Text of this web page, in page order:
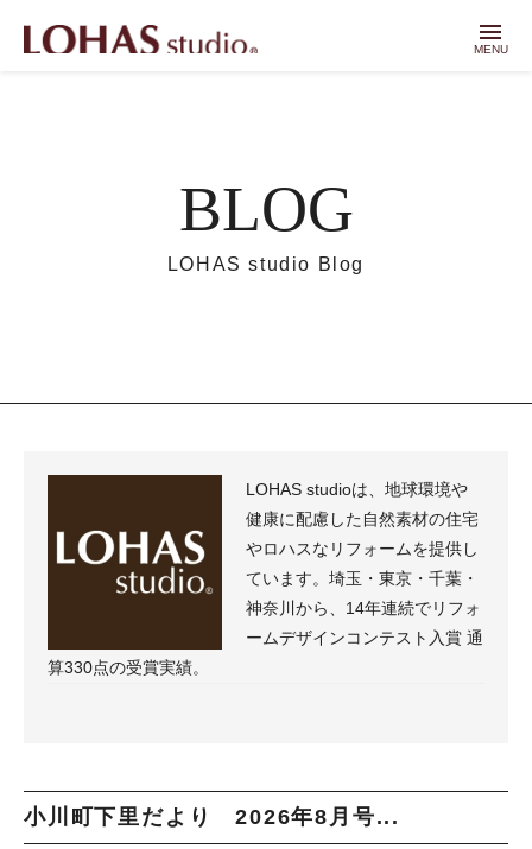
menu
MENU
BLOG
LOHAS studio Blog
LOHAS studioは、地球環境や
健康に配慮した自然素材の住宅
やロハスなリフォームを提供し
ています。埼玉・東京・千葉・
神奈川から、14年連続でリフォ
ームデザインコンテスト入賞 通
算330点の受賞実績。
小川町下里だより 2026年8月号...